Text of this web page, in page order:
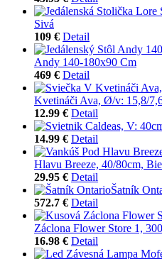
Sivá
109 € Detail
Andy 140-180x90 Cm
469 € Detail
Kvetináči Ava, Ø/v: 15,8/
12.99 € Detail
14.99 € Detail
Hlavu Breeze, 40/80cm,
29.95 € Detail
Šatník
572.7 € Detail
Záclona Flower Store 1,
16.98 € Detail